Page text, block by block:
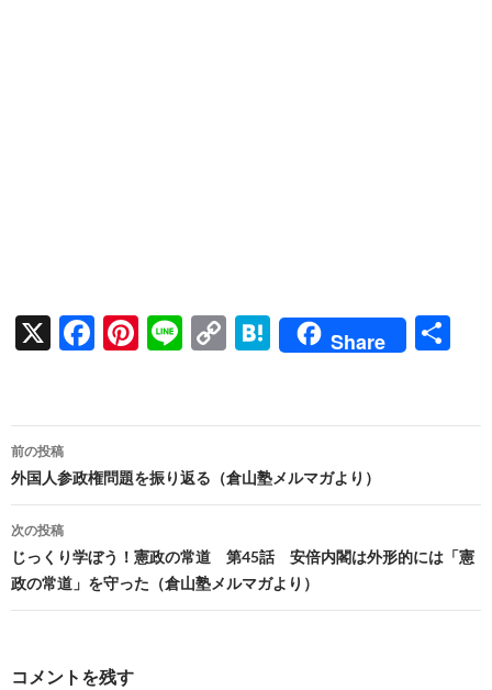
X
F
b
o
o
k
Pi
es
t
Li
C
y
Li
n
k
H
n
a
Share
投
稿
ナ
ビ
ゲ
シ
前の投稿
外国人参政権問題を振り返る（倉山塾メルマガより）
次の投稿
じっくり学ぼう！憲政の常道 第45話 安倍内閣は外形的には「憲
政の常道」を守った（倉山塾メルマガより）
コメントを残す